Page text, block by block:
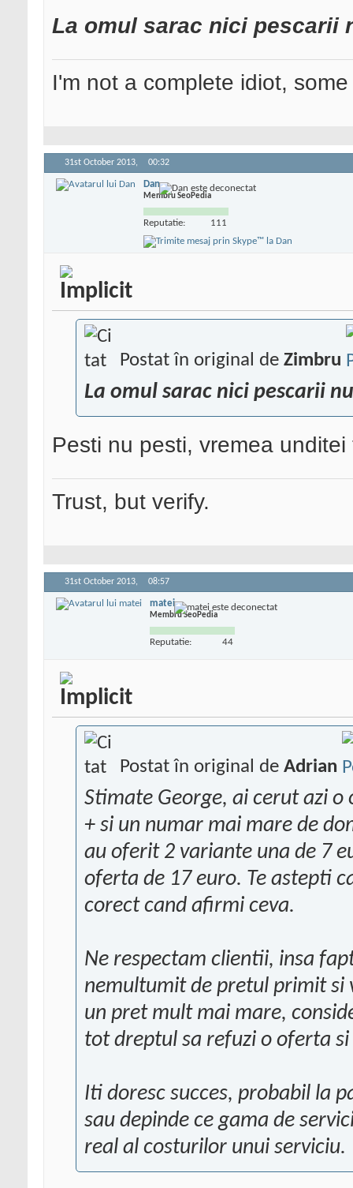
La omul sarac nici pescarii
I'm not a complete idiot,
31st October 2013, 00:32
Dan
Membru SeoPedia
Reputatie: 111
Postat în original de Zimbru
La omul sarac nici pescarii
Pesti nu pesti, vremea unditei
Trust, but verify.
31st October 2013, 08:57
matei
Membru SeoPedia
Reputatie: 44
Postat în original de Adrian
Stimate George, ai cerut azi
+ si un numar mai mare de
au oferit 2 variante una de 7
oferta de 17 euro. Te astepti
corect cand afirmi ceva.
Ne respectam clientii, insa
nemultumit de pretul primit si
un pret mult mai mare,
tot dreptul sa refuzi o oferta
Iti doresc succes, probabil la
sau depinde ce gama de
real al costurilor unui serviciu.